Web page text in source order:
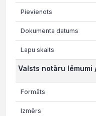
Valsts notāru